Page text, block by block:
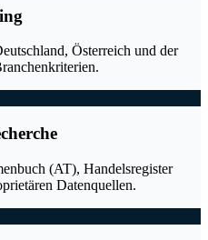
Österreich und der
(AT), Handelsregister
Datenquellen.